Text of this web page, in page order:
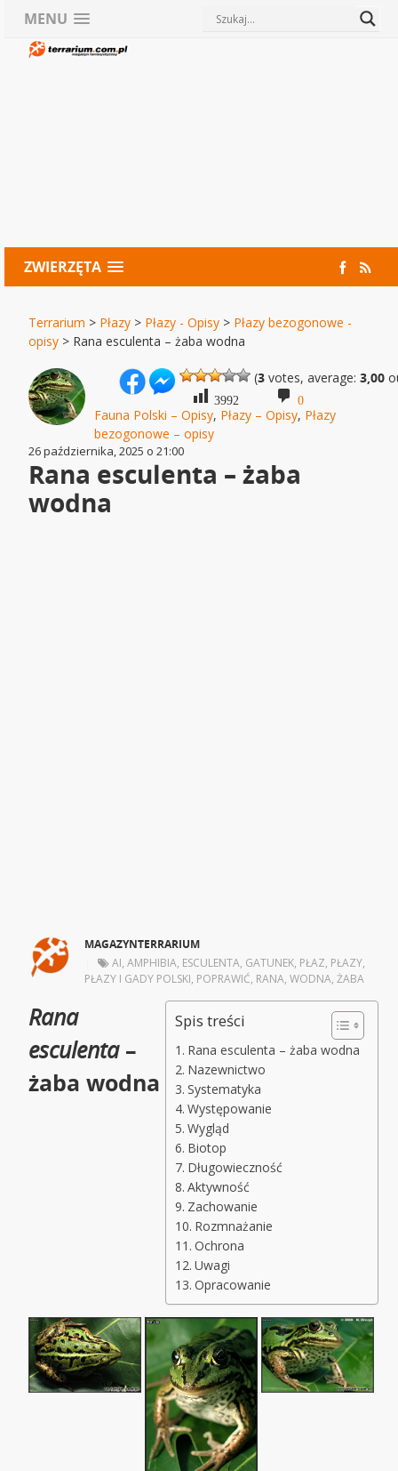
MENU
ZWIERZĘTA
Terrarium > Płazy > Płazy - Opisy > Płazy bezogonowe -
opisy > Rana esculenta – żaba wodna
(3 votes, average:3,00
3992 0
Fauna Polski – Opisy, Płazy – Opisy, Płazy
bezogonowe – opisy
26 października, 2025 o 21:00
Rana esculenta – żaba
wodna
MAGAZYNTERRARIUM
AI,AMPHIBIA, ESCULENTA, GATUNEK, PŁAZ, PŁAZY,
PŁAZY I GADY POLSKI, POPRAWIĆ, RANA,WODNA,ŻABA
Spis treści
Rana esculenta – żaba wodna
Nazewnictwo
Systematyka
Występowanie
Wygląd
Biotop
Długowieczność
Aktywność
Zachowanie
Rozmnażanie
Ochrona
Uwagi
Opracowanie
Rana
esculenta–
żaba wodna